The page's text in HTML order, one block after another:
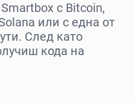
с Bitcoin,
или с една от
След като
кода на